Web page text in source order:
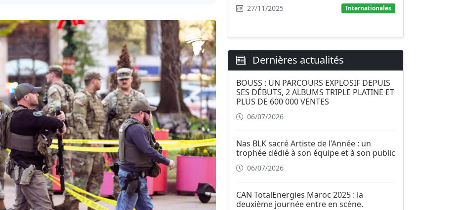
27/11/2025 Internationales
Dernières actualités
BOUSS : UN PARCOURS EXPLOSIF DEPUIS
SES DÉBUTS, 2 ALBUMS TRIPLE PLATINE ET
PLUS DE 600 000 VENTES
06/07/2026
Nas BLK sacré Artiste de l’Année : un
trophée dédié à son équipe et à son public
06/07/2026
CAN TotalEnergies Maroc 2025 : la
deuxième journée entre en scène.